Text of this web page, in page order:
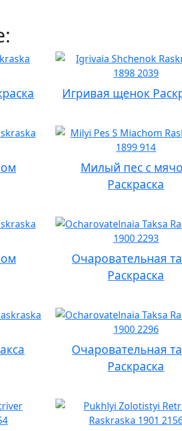
Игривая щенок
Милый пес с
Раскраска
Очаровательная
Раскраска
Очаровательная
Раскраска